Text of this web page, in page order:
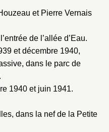
et Pierre Vernais
de l’allée d’Eau.
et décembre 1940,
dans le parc de
1940 et juin 1941.
dans la nef de la Petite